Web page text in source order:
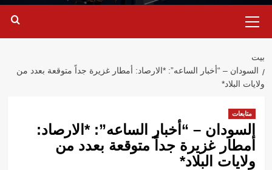
الأساسية
بيت
السودان – “أخبار الساعه”: *الارصاد: أمطار غزيرة جداً متوقعة بعدد من
ولايات البلاد*
متابعات
السودان – “أخبار الساعه”: *الارصاد:
أمطار غزيرة جداً متوقعة بعدد من
ولايات البلاد*